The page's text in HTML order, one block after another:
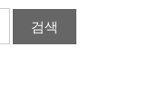
검색